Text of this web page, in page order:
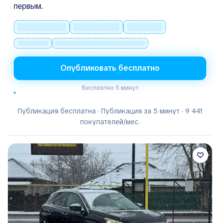
первым.
Опубликовать бесплатно
Бесплатно·5 минут
Публикация бесплатна · Публикация за 5 минут · 9 441
покупателей/мес.